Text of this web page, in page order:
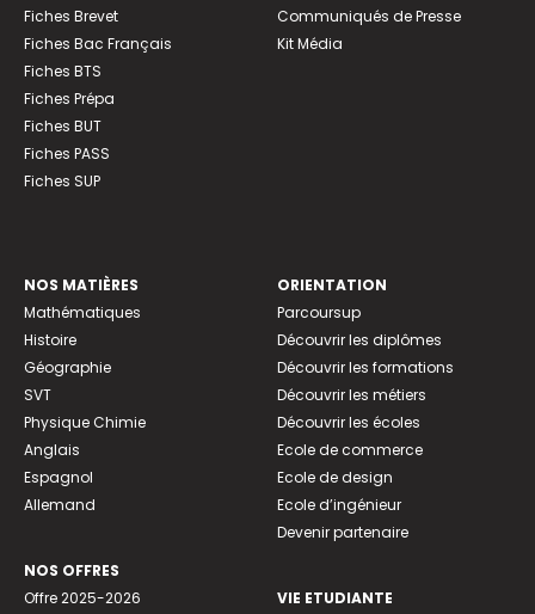
Fiches Brevet
Fiches Bac Français
Fiches BTS
Fiches Prépa
Fiches BUT
Fiches PASS
Fiches SUP
Communiqués de Presse
Kit Média
NOS MATIÈRES
Mathématiques
Histoire
Géographie
SVT
Physique Chimie
Anglais
Espagnol
Allemand
NOS OFFRES
Offre 2025-2026
ORIENTATION
Parcoursup
Découvrir les diplômes
Découvrir les formations
Découvrir les métiers
Découvrir les écoles
Ecole de commerce
Ecole de design
Ecole d’ingénieur
Devenir partenaire
VIE ETUDIANTE